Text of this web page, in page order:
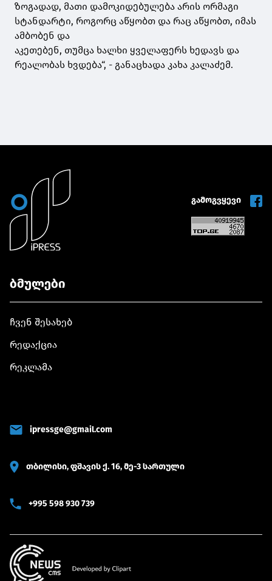
ზოგადად, მათი დამოკიდებულება არის ორმაგი
სტანდარტი, როგორც აწყობთ და რაც აწყობთ, იმას
ამბობენ და
აკეთებენ, თუმცა ხალხი ყველაფერს ხედავს და
რეალობას ხვდება“, - განაცხადა კახა კალაძემ.
გამოგვყევი
ბმულები
ჩვენ შესახებ
რედაქცია
რეკლამა
ipressge@gmail.com
თბილისი, ფშავის ქ. 16, მე-3 სართული
+995 598 930 739